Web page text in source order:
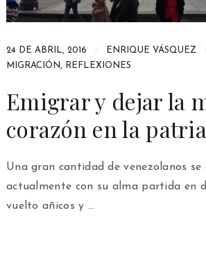
24 DE ABRIL, 2016
ENRIQUE VÁSQUEZ
MIGRACIÓN, REFLEXIONES
Emigrar y dejar la
corazón en la patria
Una gran cantidad de venezolanos se
actualmente con su alma partida en
vuelto añicos y …